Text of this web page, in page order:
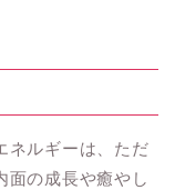
ネルギーは、ただ
面の成長や癒やし